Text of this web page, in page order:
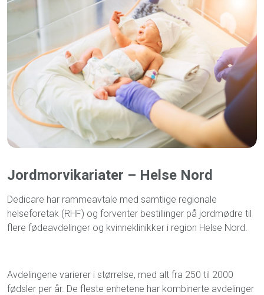
Jordmorvikariater – Helse Nord
Dedicare har rammeavtale med samtlige regionale
helseforetak (RHF) og forventer bestillinger på jordmødre til
flere fødeavdelinger og kvinneklinikker i region Helse Nord.
Avdelingene varierer i størrelse, med alt fra 250 til 2000
fødsler per år. De fleste enhetene har kombinerte avdelinger